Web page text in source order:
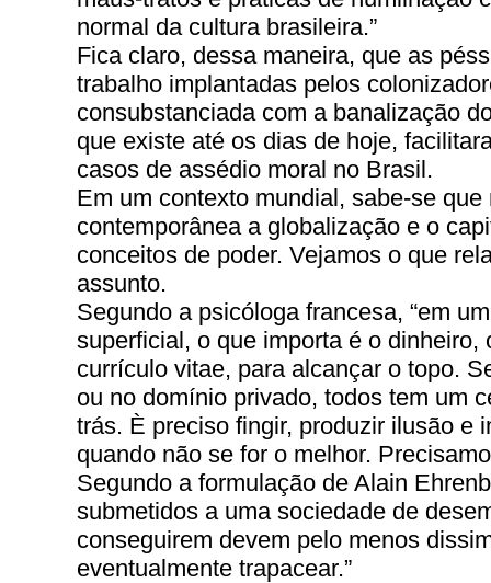
normal da cultura brasileira.”
Fica claro, dessa maneira, que as
trabalho implantadas pelos
consubstanciada com a banalização
que existe até os dias de hoje,
casos de assédio moral no Brasil.
Em um contexto mundial, sabe-se que
contemporânea a globalização e o
conceitos de poder. Vejamos o que
assunto.
Segundo a psicóloga francesa, “em
superficial, o que importa é o dinheiro,
currículo vitae, para alcançar o topo.
ou no domínio privado, todos tem um
trás. È preciso fingir, produzir ilusão e
quando não se for o melhor.
Segundo a formulação de Alain
submetidos a uma sociedade de
conseguirem devem pelo menos
eventualmente trapacear.”